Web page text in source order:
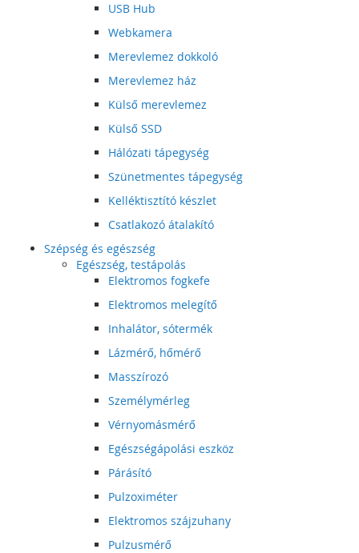
USB Hub
Webkamera
Merevlemez dokkoló
Merevlemez ház
Külső merevlemez
Külső SSD
Hálózati tápegység
Szünetmentes tápegység
Kelléktisztító készlet
Csatlakozó átalakító
Szépség és egészség
Egészség, testápolás
Elektromos fogkefe
Elektromos melegítő
Inhalátor, sótermék
Lázmérő, hőmérő
Masszírozó
Személymérleg
Vérnyomásmérő
Egészségápolási eszköz
Párásító
Pulzoximéter
Elektromos szájzuhany
Pulzusmérő